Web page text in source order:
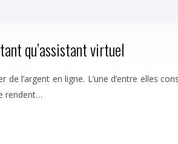
qu’assistant virtuel
l’argent en ligne. L’une d’entre elles
rendent…